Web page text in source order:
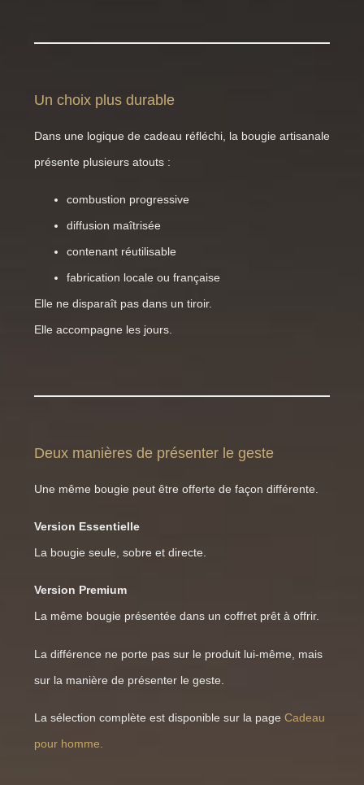
Un choix plus durable
Dans une logique de cadeau réfléchi, la bougie artisanale
présente plusieurs atouts :
combustion progressive
diffusion maîtrisée
contenant réutilisable
fabrication locale ou française
Elle ne disparaît pas dans un tiroir.
Elle accompagne les jours.
Deux manières de présenter le geste
Une même bougie peut être offerte de façon différente.
Version Essentielle
La bougie seule, sobre et directe.
Version Premium
La même bougie présentée dans un coffret prêt à offrir.
La différence ne porte pas sur le produit lui-même, mais
sur la manière de présenter le geste.
La sélection complète est disponible sur la page Cadeau
pour homme.